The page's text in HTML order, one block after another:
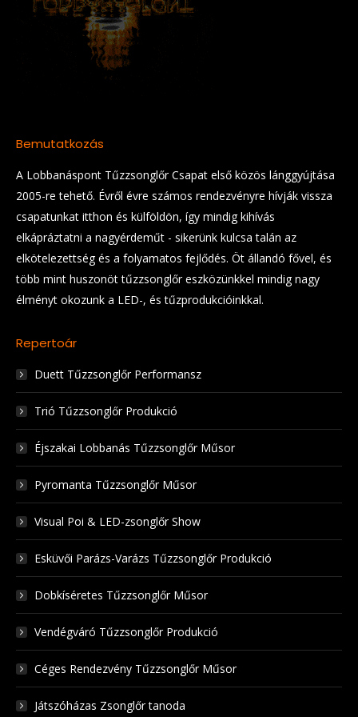
Bemutatkozás
A Lobbanáspont Tűzzsonglőr Csapat első közös lánggyújtása
2005-re tehető. Évről évre számos rendezvényre hívják vissza
csapatunkat itthon és külföldön, így mindig kihívás
elkápráztatni a nagyérdeműt - sikerünk kulcsa talán az
elkötelezettség és a folyamatos fejlődés. Öt állandó fővel, és
több mint huszonöt tűzzsonglőr eszközünkkel mindig nagy
élményt okozunk a LED-, és tűzprodukcióinkkal.
Repertoár
Duett Tűzzsonglőr Performansz
Trió Tűzzsonglőr Produkció
Éjszakai Lobbanás Tűzzsonglőr Műsor
Pyromanta Tűzzsonglőr Műsor
Visual Poi & LED-zsonglőr Show
Esküvői Parázs-Varázs Tűzzsonglőr Produkció
Dobkíséretes Tűzzsonglőr Műsor
Vendégváró Tűzzsonglőr Produkció
Céges Rendezvény Tűzzsonglőr Műsor
Játszóházas Zsonglőr tanoda